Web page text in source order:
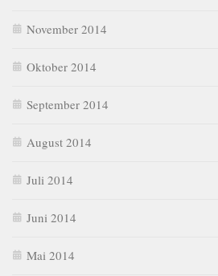
November 2014
Oktober 2014
September 2014
August 2014
Juli 2014
Juni 2014
Mai 2014